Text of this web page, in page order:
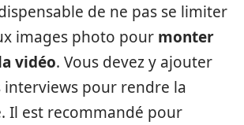
de ne pas se limiter
images photo pour monter
vidéo. Vous devez y ajouter
pour rendre la
Il est recommandé pour